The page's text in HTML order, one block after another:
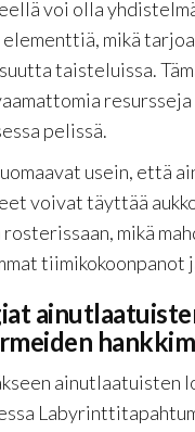
voi olla
elementtiä, mikä
taisteluissa.
resursseja
pelissä.
usein, että
voivat täyttää
rosterissaan, mikä
tiimikokoonpanot
ainutlaatuisten